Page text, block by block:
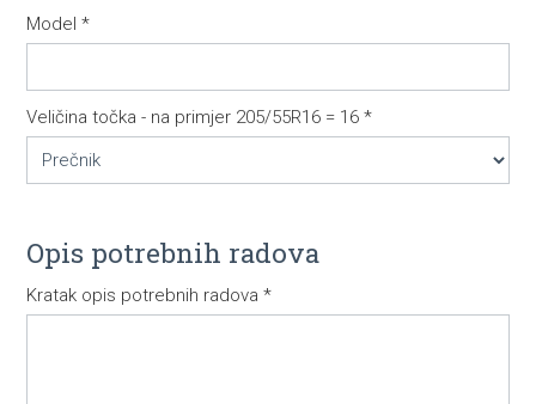
Model *
Veličina točka - na primjer 205/55R16 = 16 *
Opis potrebnih radova
Kratak opis potrebnih radova *